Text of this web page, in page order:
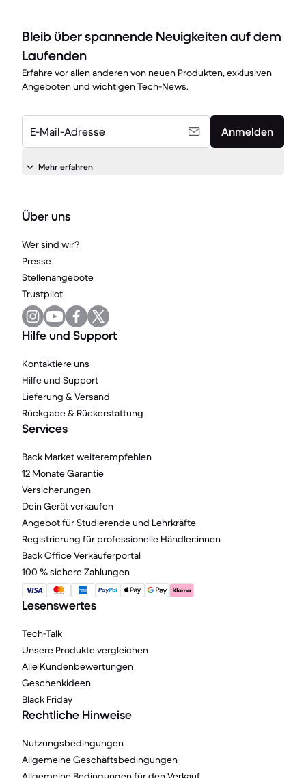
Bleib über spannende Neuigkeiten auf dem
Laufenden
Erfahre vor allen anderen von neuen Produkten, exklusiven
Angeboten und wichtigen Tech-News.
E-Mail-Adresse Anmelden
Mehr erfahren
Über uns
Wer sind wir?
Presse
Stellenangebote
Trustpilot
Hilfe und Support
Kontaktiere uns
Hilfe und Support
Lieferung & Versand
Rückgabe & Rückerstattung
Services
Back Market weiterempfehlen
12 Monate Garantie
Versicherungen
Dein Gerät verkaufen
Angebot für Studierende und Lehrkräfte
Registrierung für professionelle Händler:innen
Back Office Verkäuferportal
100 % sichere Zahlungen
Lesenswertes
Tech-Talk
Unsere Produkte vergleichen
Alle Kundenbewertungen
Geschenkideen
Black Friday
Rechtliche Hinweise
Nutzungsbedingungen
Allgemeine Geschäftsbedingungen